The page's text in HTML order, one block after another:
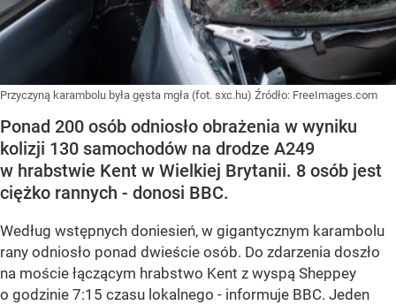
Przyczyną karambolu była gęsta mgła (fot. sxc.hu) Źródło: FreeImages.com
Ponad 200 osób odniosło obrażenia w wyniku
kolizji 130 samochodów na drodze A249
w hrabstwie Kent w Wielkiej Brytanii. 8 osób jest
ciężko rannych - donosi BBC.
Według wstępnych doniesień, w gigantycznym karambolu
rany odniosło ponad dwieście osób. Do zdarzenia doszło
na moście łączącym hrabstwo Kent z wyspą Sheppey
o godzinie 7:15 czasu lokalnego - informuje BBC. Jeden